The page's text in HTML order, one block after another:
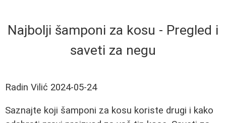
Najbolji šamponi za kosu - Pregled i
saveti za negu
Radin Vilić 2024-05-24
Saznajte koji šamponi za kosu koriste drugi i kako